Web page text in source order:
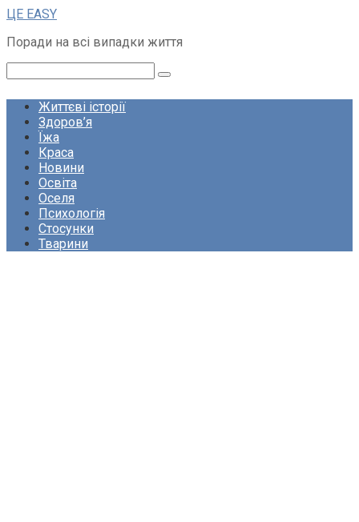
Перейти
вмісту
ЦЕ EASY
Поради на всі випадки життя
Життєві історії
Здоров’я
Їжа
Краса
Новини
Освіта
Оселя
Психологія
Стосунки
Тварини